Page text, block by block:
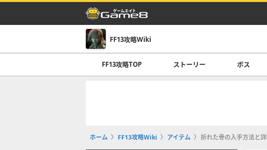
FF13攻略Wiki
FF13攻略TOP ストーリー ボス
ホーム FF13攻略Wiki アイテム 折れた骨の入手方法と